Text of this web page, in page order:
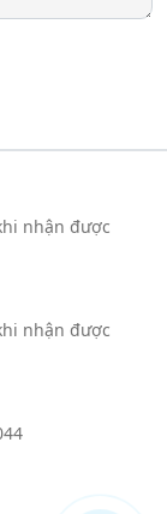
nhận được
nhận được